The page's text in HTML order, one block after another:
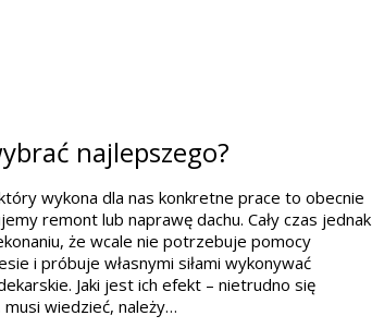
najlepszego?
wykona dla nas konkretne prace to obecnie
remont lub naprawę dachu. Cały czas jednak
że wcale nie potrzebuje pomocy
i próbuje własnymi siłami wykonywać
Jaki jest ich efekt – nietrudno się
wiedzieć, należy…